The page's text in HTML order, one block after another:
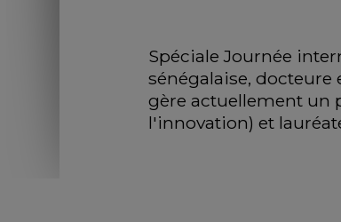
Spéciale Journée
sénégalaise,
gère actuellement un
l'innovation) et